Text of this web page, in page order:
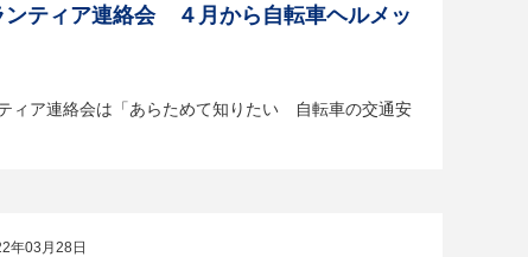
ンティア連絡会 ４月から自転車ヘルメッ
ィア連絡会は「あらためて知りたい 自転車の交通安
年03月28日